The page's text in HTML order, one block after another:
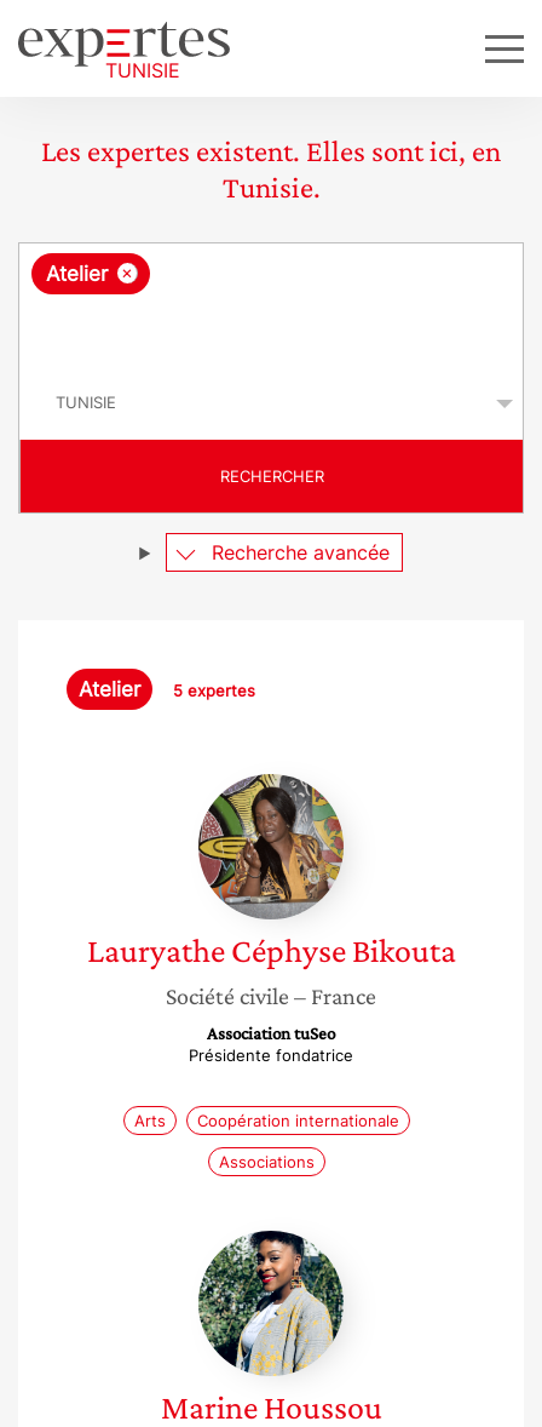
Les expertes existent. Elles sont ici, en
Tunisie.
R
ê
e
×
Atelier
RECHERCHER
Recherche avancée
Atelier 5 expertes
Lauryathe
Céphyse
Bikouta
Lauryathe Céphyse Bikouta
Société civile – France
Association tuSeo
Présidente fondatrice
Arts Coopération internationale
Associations
Marine
Houssou
Marine Houssou